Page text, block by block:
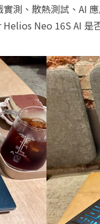
測、散熱測試、AI
Neo 16S AI